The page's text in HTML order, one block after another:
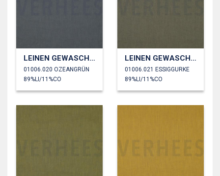
LEINEN GEWASCHEN 170 GM2
01006.020 OZEANGRÜN
89%LI/11%CO
LEINEN GEWASCHEN 170 GM2
01006.021 ESSIGGURKE
89%LI/11%CO